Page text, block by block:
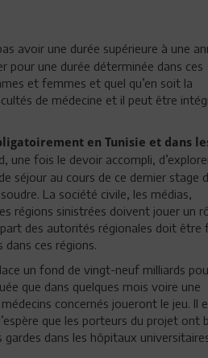
avoir une durée supérieure à une
pour une durée déterminée dans ces
et femmes et quel qu’en soit la
de médecine et il peut être
en Tunisie et dans
une fois le devoir accompli,
séjour au cours de ce dernier stage
La société civile, les médias,
régions sinistrées doivent jouer un
des autorités régionales doit être
dans ces régions.
un fond de vingt-neuf milliards
que dans quelques mois voire une
concernés joueront le jeu. Il
que les porteurs du projet ont
dans les hôpitaux